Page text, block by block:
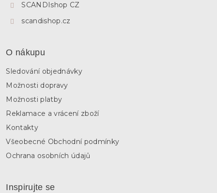
SCANDIshop CZ
scandishop.cz
O nákupu
Sledování objednávky
Možnosti dopravy
Možnosti platby
Reklamace a vrácení zboží
Kontakty
Všeobecné Obchodní podmínky
Ochrana osobních údajů
Inspirujte se